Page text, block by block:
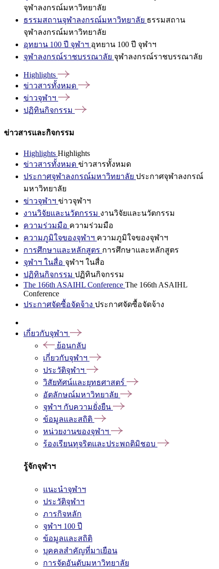
จุฬาลงกรณ์มหาวิทยาลัย
ธรรมสถานจุฬาลงกรณ์มหาวิทยาลัย ธรรมสถาน
จุฬาลงกรณ์มหาวิทยาลัย
อุทยาน 100 ปี จุฬาฯ อุทยาน 100 ปี จุฬาฯ
จุฬาลงกรณ์ราชบรรณาลัย จุฬาลงกรณ์ราชบรรณาลัย
Highlights
ข่าวสารทั้งหมด
ข่าวจุฬาฯ
ปฏิทินกิจกรรม
ข่าวสารและกิจกรรม
Highlights Highlights
ข่าวสารทั้งหมด ข่าวสารทั้งหมด
ประกาศจุฬาลงกรณ์มหาวิทยาลัย ประกาศจุฬาลงกรณ์
มหาวิทยาลัย
ข่าวจุฬาฯ ข่าวจุฬาฯ
งานวิจัยและนวัตกรรม งานวิจัยและนวัตกรรม
ความร่วมมือ ความร่วมมือ
ความภูมิใจของจุฬาฯ ความภูมิใจของจุฬาฯ
การศึกษาและหลักสูตร การศึกษาและหลักสูตร
จุฬาฯ ในสื่อ จุฬาฯ ในสื่อ
ปฏิทินกิจกรรม ปฏิทินกิจกรรม
The 166th ASAIHL Conference The 166th ASAIHL
Conference
ประกาศจัดซื้อจัดจ้าง ประกาศจัดซื้อจัดจ้าง
เกี่ยวกับจุฬาฯ
ย้อนกลับ
เกี่ยวกับจุฬาฯ
ประวัติจุฬาฯ
วิสัยทัศน์และยุทธศาสตร์
อัตลักษณ์มหาวิทยาลัย
จุฬาฯ กับความยั่งยืน
ข้อมูลและสถิติ
หน่วยงานของจุฬาฯ
ร้องเรียนทุจริตและประพฤติมิชอบ
รู้จักจุฬาฯ
แนะนำจุฬาฯ
ประวัติจุฬาฯ
ภารกิจหลัก
จุฬาฯ 100 ปี
ข้อมูลและสถิติ
บุคคลสำคัญที่มาเยือน
การจัดอันดับมหาวิทยาลัย